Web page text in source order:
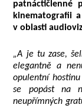
patnáctičlenné
kinematografii
v oblasti
„A je tu zase,
elegantně a
opulentní
se popást na
neupřímných